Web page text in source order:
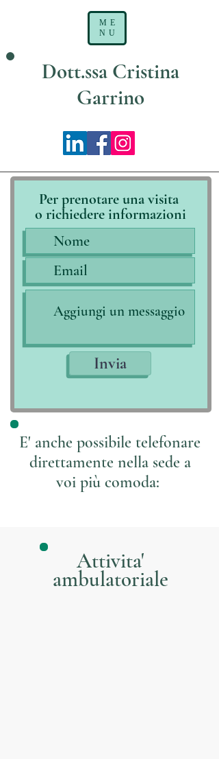
Dott.ssa Cristina
Garrino
ME
NU
Per prenotare una visita
o richiedere informazioni
Invia
E' anche possibile telefonare
direttamente nella sede a
voi più comoda:
Attivita'
ambulatoriale